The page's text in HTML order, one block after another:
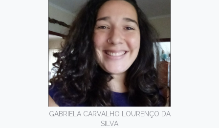
GABRIELA CARVALHO LOURENÇO DA
SILVA